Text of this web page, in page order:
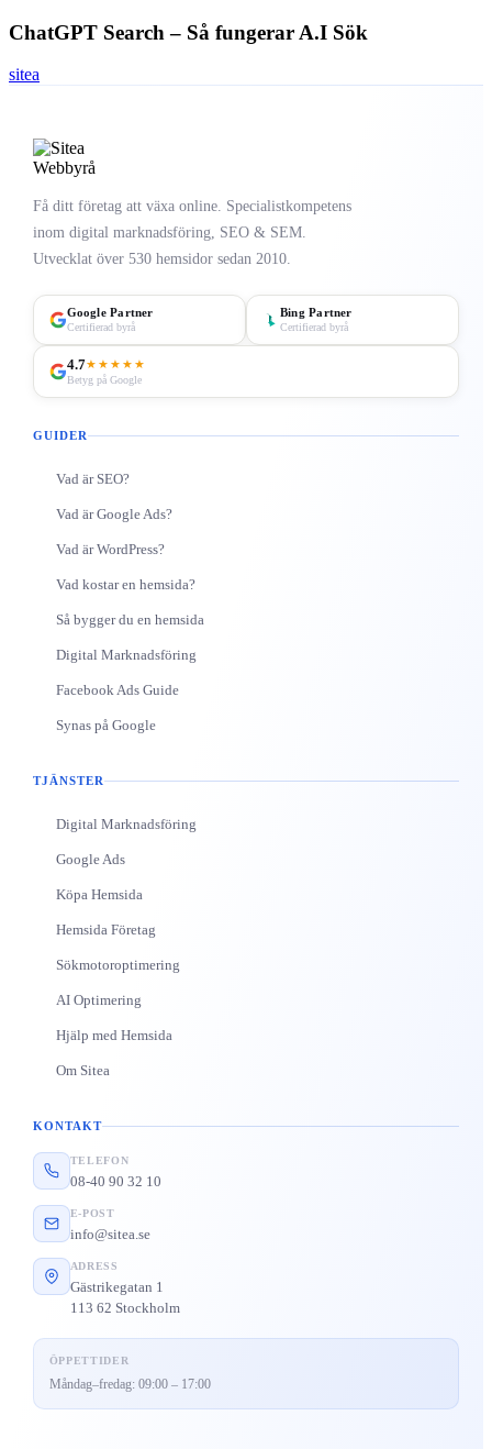
Så
ChatGPT Search – Så fungerar A.I Sök
sitea
Få ditt företag att växa online. Specialistkompetens
inom digital marknadsföring, SEO & SEM.
Utvecklat över 530 hemsidor sedan 2010.
Google Partner
Certifierad byrå
Bing Partner
Certifierad byrå
4.7★★★★★
Betyg på Google
GUIDER
Vad är SEO?
Vad är Google Ads?
Vad är WordPress?
Vad kostar en hemsida?
Så bygger du en hemsida
Digital Marknadsföring
Facebook Ads Guide
Synas på Google
TJÄNSTER
Digital Marknadsföring
Google Ads
Köpa Hemsida
Hemsida Företag
Sökmotoroptimering
AI Optimering
Hjälp med Hemsida
Om Sitea
KONTAKT
TELEFON
08-40 90 32 10
E-POST
info@sitea.se
ADRESS
Gästrikegatan 1
113 62 Stockholm
ÖPPETTIDER
Måndag–fredag: 09:00 – 17:00